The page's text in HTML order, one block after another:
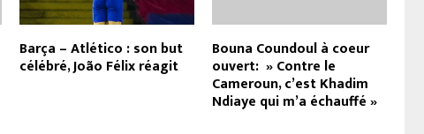
Barça – Atlético : son but
célébré, João Félix réagit
Bouna Coundoul à coeur
ouvert: » Contre le
Cameroun, c’est Khadim
Ndiaye qui m’a échauffé »